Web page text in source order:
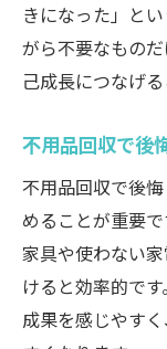
きになった」と
がら不要なもの
己成長につなげる
不用品回収で後
不用品回収で後
めることが重要
家具や使わない
けると効率的で
成果を感じやす